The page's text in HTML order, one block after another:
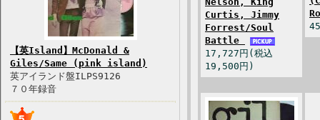
【英Island】McDonald &
Giles/Same (pink island)
英アイランド盤ILPS9126
７０年録音
Curtis, Jimmy
Forrest/Soul
Battle
17,727円(税込
19,500円)